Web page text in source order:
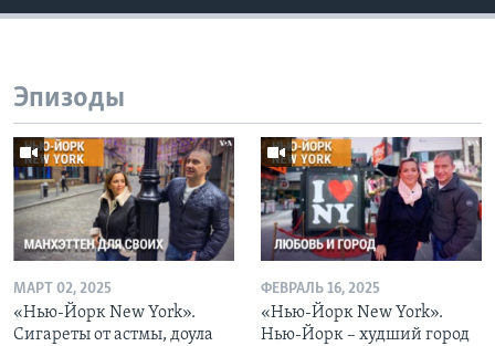
Эпизоды
МАРТ 02, 2025
«Нью-Йорк New York».
Сигареты от астмы, доула
ФЕВРАЛЬ 16, 2025
«Нью-Йорк New York».
Нью-Йорк – худший город